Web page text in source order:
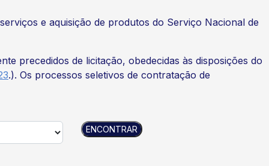
e aquisição de produtos do Serviço Nacional de
precedidos de licitação, obedecidas às disposições do
.). Os processos seletivos de contratação de